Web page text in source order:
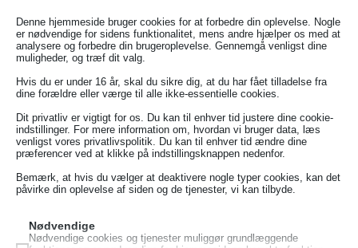
Skriv et svar
Du skal være logget indfor at skrive en kommentar.
Ledige pladser i Solsikken Naturbørn
Leder I efter en tryg, hjemlig og naturnær pasningsordning i
Faxe?
Denne hjemmeside bruger cookies for at forbedre din oplevelse. Nogle
er nødvendige for sidens funktionalitet, mens andre hjælper os med at
analysere og forbedre din brugeroplevelse. Gennemgå venligst dine
muligheder, og træf dit valg.
Hvis du er under 16 år, skal du sikre dig, at du har fået tilladelse fra
dine forældre eller værge til alle ikke-essentielle cookies.
Dit privatliv er vigtigt for os. Du kan til enhver tid justere dine cookie-
indstillinger. For mere information om, hvordan vi bruger data, læs
venligst vores privatlivspolitik. Du kan til enhver tid ændre dine
præferencer ved at klikke på indstillingsknappen nedenfor.
Bemærk, at hvis du vælger at deaktivere nogle typer cookies, kan det
påvirke din oplevelse af siden og de tjenester, vi kan tilbyde.
Nødvendige
Nødvendige cookies og tjenester muliggør grundlæggende